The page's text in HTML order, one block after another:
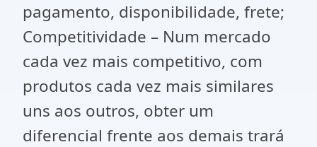
pagamento, disponibilidade, frete;
Competitividade – Num mercado
cada vez mais competitivo, com
produtos cada vez mais similares
uns aos outros, obter um
diferencial frente aos demais trará